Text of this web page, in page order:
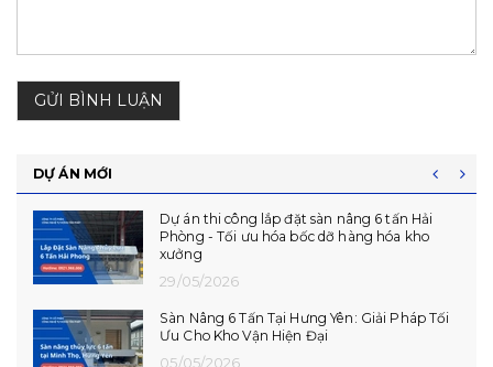
GỬI BÌNH LUẬN
DỰ ÁN MỚI
Hoàn Thiện Lắp Đặt 06 Dock Leveler Tại Phú
Thọ - CCN Vạn Xuân
14/07/2026
Lắp Đặt Hoàn Thiện Dock Leveler Tại Hải
Phòng
10/07/2026